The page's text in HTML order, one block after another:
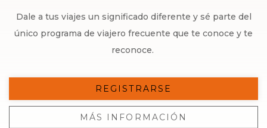
Dale a tus viajes un significado diferente y sé parte del
único programa de viajero frecuente que te conoce y te
reconoce.
REGISTRARSE
MÁS INFORMACIÓN